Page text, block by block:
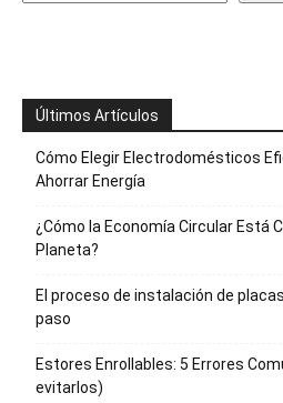
Últimos Artículos
Cómo Elegir Electrodomésticos
Ahorrar Energía
¿Cómo la Economía Circular Está
Planeta?
El proceso de instalación de
paso
Estores Enrollables: 5 Errores
evitarlos)